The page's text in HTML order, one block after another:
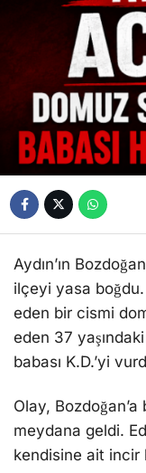
Aydın’ın
ilçeyi yasa boğdu.
eden bir cismi
eden 37 yaşındaki
babası K.D.’yi
Olay, Bozdoğan’a
meydana geldi.
kendisine ait incir